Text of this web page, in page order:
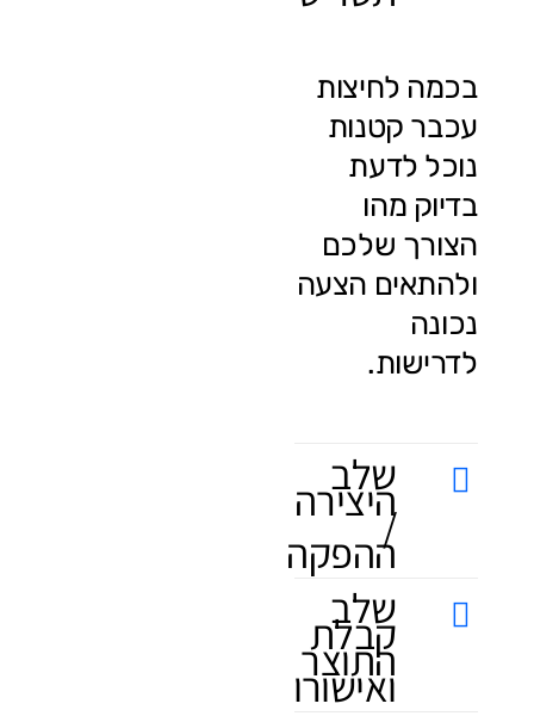
בכמה לחיצות
עכבר קטנות
נוכל לדעת
בדיוק מהו
הצורך שלכם
ולהתאים הצעה
נכונה
לדרישות.
שלב
היצירה
/
ההפקה
שלב
קבלת
התוצר
ואישורו